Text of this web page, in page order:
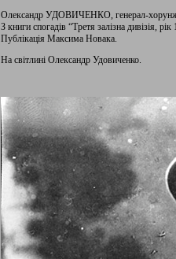
Олександр УДОВИЧЕНКО, генерал-
З книги спогадів “Третя залізна дивізія, рік
Публікація Максима Новака.
На світлині Олександр Удовиченко.